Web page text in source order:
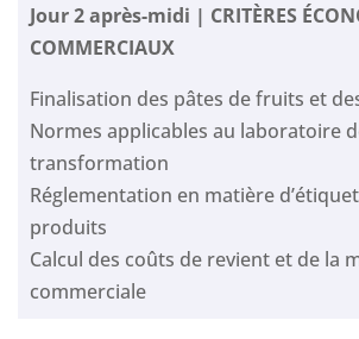
Jour 2 après-midi | CRITÈRES
COMMERCIAUX
Finalisation des pâtes de fruits et
Normes applicables au laboratoire
transformation
Réglementation en matière
produits
Calcul des coûts de revient et de la
commerciale